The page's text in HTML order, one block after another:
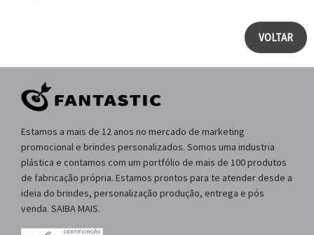
VOLTAR
Estamos a mais de 12 anos no mercado de marketing
promocional e brindes personalizados. Somos uma industria
plástica e contamos com um portfólio de mais de 100 produtos
de fabricação própria. Estamos prontos para te atender desde a
ideia do brindes, personalização produção, entrega e pós
venda. SAIBA MAIS.